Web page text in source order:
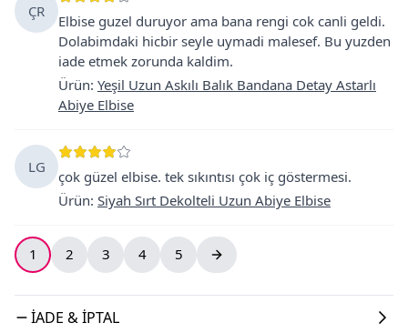
ÇR
Elbise guzel duruyor ama bana rengi cok canli geldi.
Dolabimdaki hicbir seyle uymadi malesef. Bu yuzden
iade etmek zorunda kaldim.
Ürün: Yeşil Uzun Askılı Balık Bandana Detay Astarlı
Abiye Elbise
LG
çok güzel elbise. tek sıkıntısı çok iç göstermesi.
Ürün: Siyah Sırt Dekolteli Uzun Abiye Elbise
1 2 3 4 5
İADE & İPTAL